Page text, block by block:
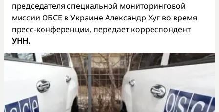
председателя специальной мониторинговой
миссии ОБСЕ в Украине Александр Хуг во время
пресс-конференции, передает корреспондент
УНН.